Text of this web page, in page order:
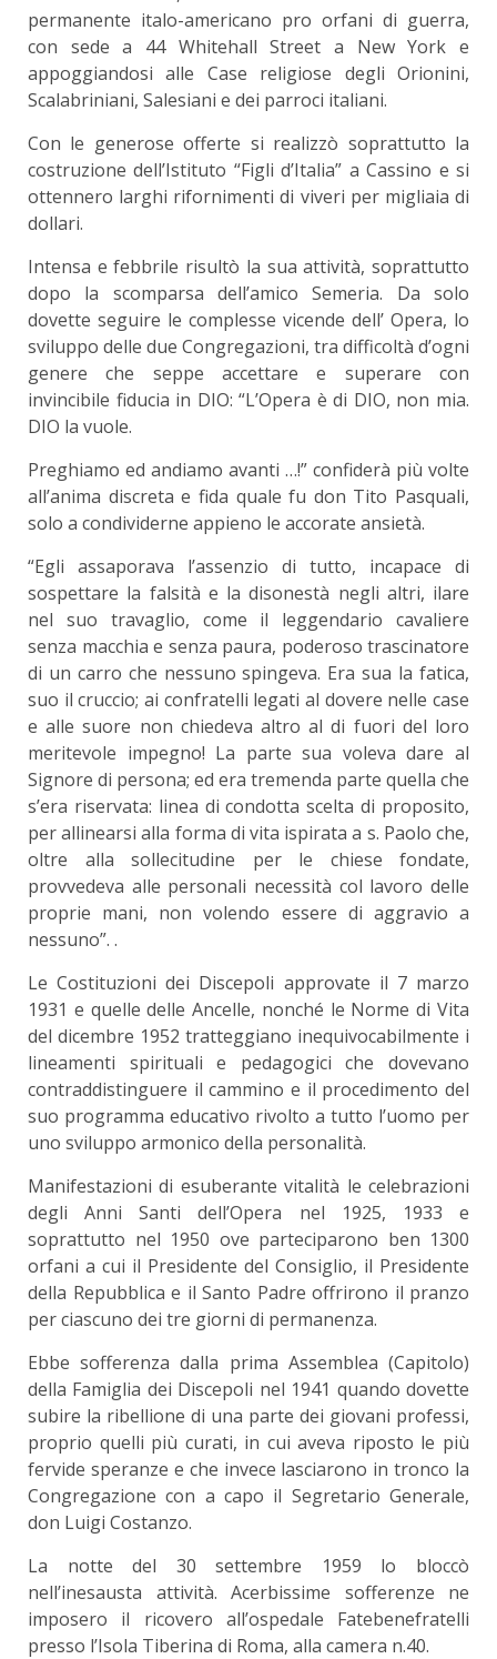
permanente italo-americano pro orfani di guerra,
con sede a 44 Whitehall Street a New York e
appoggiandosi alle Case religiose degli Orionini,
Scalabriniani, Salesiani e dei parroci italiani.
Con le generose offerte si realizzò soprattutto la
costruzione dell’Istituto “Figli d’Italia” a Cassino e si
ottennero larghi rifornimenti di viveri per migliaia di
dollari.
Intensa e febbrile risultò la sua attività, soprattutto
dopo la scomparsa dell’amico Semeria. Da solo
dovette seguire le complesse vicende dell’ Opera, lo
sviluppo delle due Congregazioni, tra difficoltà d’ogni
genere che seppe accettare e superare con
invincibile fiducia in DIO: “L’Opera è di DIO, non mia.
DIO la vuole.
Preghiamo ed andiamo avanti …!” confiderà più volte
all’anima discreta e fida quale fu don Tito Pasquali,
solo a condividerne appieno le accorate ansietà.
“Egli assaporava l’assenzio di tutto, incapace di
sospettare la falsità e la disonestà negli altri, ilare
nel suo travaglio, come il leggendario cavaliere
senza macchia e senza paura, poderoso trascinatore
di un carro che nessuno spingeva. Era sua la fatica,
suo il cruccio; ai confratelli legati al dovere nelle case
e alle suore non chiedeva altro al di fuori del loro
meritevole impegno! La parte sua voleva dare al
Signore di persona; ed era tremenda parte quella che
s’era riservata: linea di condotta scelta di proposito,
per allinearsi alla forma di vita ispirata a s. Paolo che,
oltre alla sollecitudine per le chiese fondate,
provvedeva alle personali necessità col lavoro delle
proprie mani, non volendo essere di aggravio a
nessuno”. .
Le Costituzioni dei Discepoli approvate il 7 marzo
1931 e quelle delle Ancelle, nonché le Norme di Vita
del dicembre 1952 tratteggiano inequivocabilmente i
lineamenti spirituali e pedagogici che dovevano
contraddistinguere il cammino e il procedimento del
suo programma educativo rivolto a tutto l’uomo per
uno sviluppo armonico della personalità.
Manifestazioni di esuberante vitalità le celebrazioni
degli Anni Santi dell’Opera nel 1925, 1933 e
soprattutto nel 1950 ove parteciparono ben 1300
orfani a cui il Presidente del Consiglio, il Presidente
della Repubblica e il Santo Padre offrirono il pranzo
per ciascuno dei tre giorni di permanenza.
Ebbe sofferenza dalla prima Assemblea (Capitolo)
della Famiglia dei Discepoli nel 1941 quando dovette
subire la ribellione di una parte dei giovani professi,
proprio quelli più curati, in cui aveva riposto le più
fervide speranze e che invece lasciarono in tronco la
Congregazione con a capo il Segretario Generale,
don Luigi Costanzo.
La notte del 30 settembre 1959 lo bloccò
nell’inesausta attività. Acerbissime sofferenze ne
imposero il ricovero all’ospedale Fatebenefratelli
presso l’Isola Tiberina di Roma, alla camera n.40.